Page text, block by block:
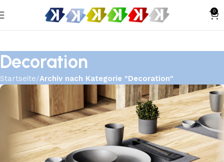
0
Decoration
Startseite Archiv nach Kategorie "Decoration"